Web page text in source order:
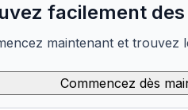
facilement
maintenant et trouvez
Commencez dès